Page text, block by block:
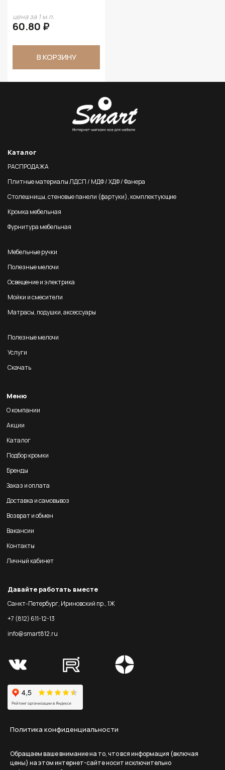
цена за 1 м.п.
60.80 ₽
В КОРЗИНУ
Каталог
РАСПРОДАЖА
Плитные материалы ЛДСП / МДФ / ХДФ / Фанера
Столешницы, стеновые панели (фартуки), комплектующие
Кромка мебельная
Фурнитура мебельная
Мебельные ручки
Полезные мелочи
Освещение и электрика
Мойки и смесители
Матрасы, подушки, аксессуары
Полезные мелочи
Услуги
Скачать
Меню
О компании
Акции
Каталог
Подбор кромки
Бренды
Заказ и оплата
Доставка и самовывоз
Возврат и обмен
Вакансии
Контакты
Личный кабинет
Давайте работать вместе
Санкт-Петербург, Ириновский пр., 1Ж
+7 (812) 611-12-13
info@smart812.ru
Политика конфиденциальности
Обращаем ваше внимание на то, что вся информация (включая
цены) на этом интернет-сайте носит исключительно